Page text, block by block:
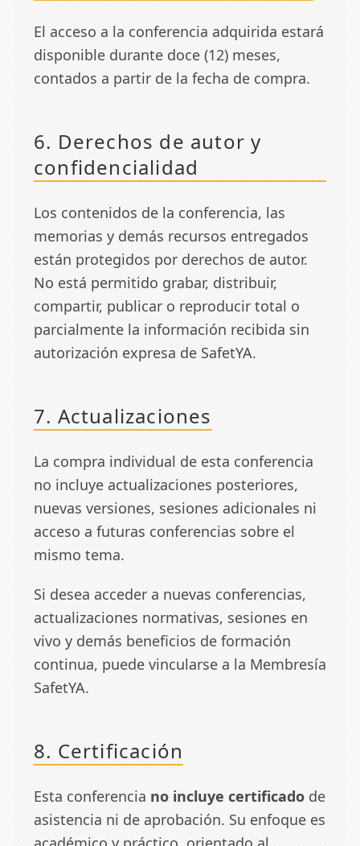
El acceso a la conferencia adquirida estará
disponible durante doce (12) meses,
contados a partir de la fecha de compra.
6. Derechos de autor y
confidencialidad
Los contenidos de la conferencia, las
memorias y demás recursos entregados
están protegidos por derechos de autor.
No está permitido grabar, distribuir,
compartir, publicar o reproducir total o
parcialmente la información recibida sin
autorización expresa de SafetYA.
7. Actualizaciones
La compra individual de esta conferencia
no incluye actualizaciones posteriores,
nuevas versiones, sesiones adicionales ni
acceso a futuras conferencias sobre el
mismo tema.
Si desea acceder a nuevas conferencias,
actualizaciones normativas, sesiones en
vivo y demás beneficios de formación
continua, puede vincularse a la Membresía
SafetYA.
8. Certificación
Esta conferencia no incluye certificadode
asistencia ni de aprobación. Su enfoque es